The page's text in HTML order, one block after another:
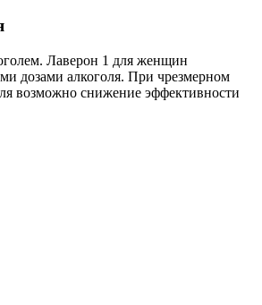
Лаверон 1 для женщин
дозами алкоголя. При чрезмерном
возможно снижение эффективности